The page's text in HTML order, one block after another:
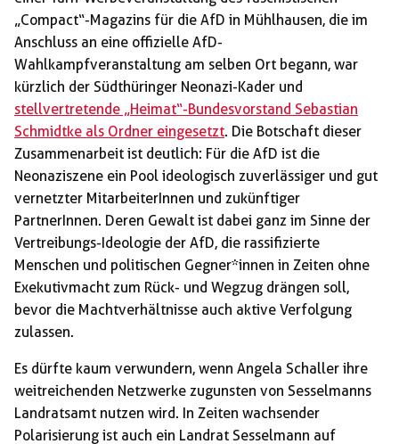
„Compact“-Magazins für die AfD in Mühlhausen, die im
Anschluss an eine offizielle AfD-
Wahlkampfveranstaltung am selben Ort begann, war
kürzlich der Südthüringer Neonazi-Kader und
stellvertretende „Heimat“-Bundesvorstand Sebastian
Schmidtke als Ordner eingesetzt. Die Botschaft dieser
Zusammenarbeit ist deutlich: Für die AfD ist die
Neonaziszene ein Pool ideologisch zuverlässiger und gut
vernetzter MitarbeiterInnen und zukünftiger
PartnerInnen. Deren Gewalt ist dabei ganz im Sinne der
Vertreibungs-Ideologie der AfD, die rassifizierte
Menschen und politischen Gegner*innen in Zeiten ohne
Exekutivmacht zum Rück- und Wegzug drängen soll,
bevor die Machtverhältnisse auch aktive Verfolgung
zulassen.
Es dürfte kaum verwundern, wenn Angela Schaller ihre
weitreichenden Netzwerke zugunsten von Sesselmanns
Landratsamt nutzen wird. In Zeiten wachsender
Polarisierung ist auch ein Landrat Sesselmann auf